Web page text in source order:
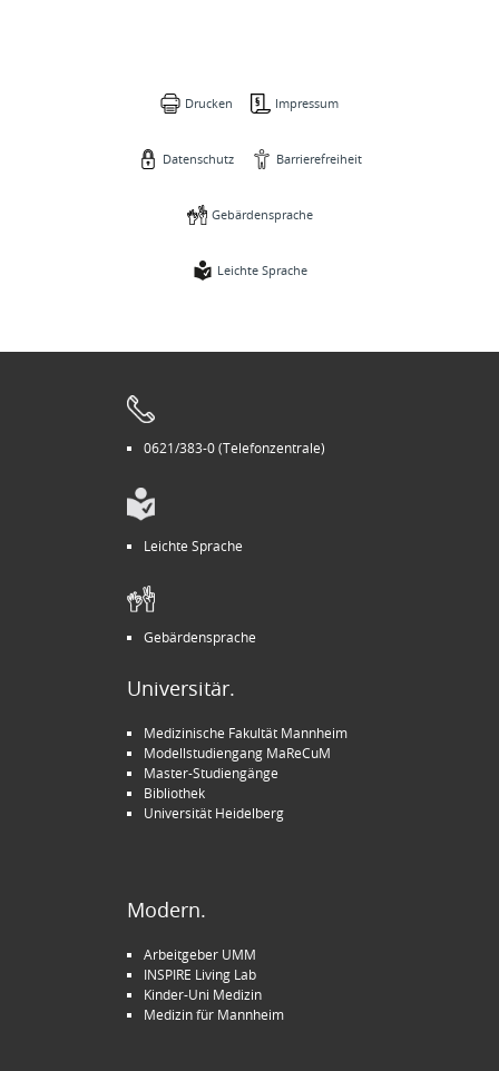
Drucken Impressum
Datenschutz Barrierefreiheit
Gebärdensprache
Leichte Sprache
0621/383-0 (Telefonzentrale)
Leichte Sprache
Gebärdensprache
Universitär.
Medizinische Fakultät Mannheim
Modellstudiengang MaReCuM
Master-Studiengänge
Bibliothek
Universität Heidelberg
Modern.
Arbeitgeber UMM
INSPIRE Living Lab
Kinder-Uni Medizin
Medizin für Mannheim